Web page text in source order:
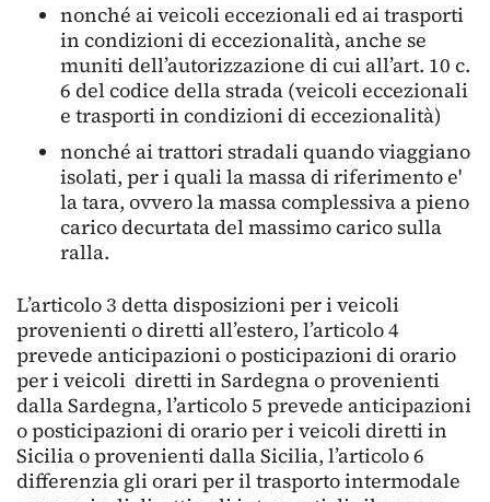
nonché ai veicoli eccezionali ed ai trasporti
in condizioni di eccezionalità, anche se
muniti dell’autorizzazione di cui all’art. 10 c.
6 del codice della strada (veicoli eccezionali
e trasporti in condizioni di eccezionalità)
nonché ai trattori stradali quando viaggiano
isolati, per i quali la massa di riferimento e'
la tara, ovvero la massa complessiva a pieno
carico decurtata del massimo carico sulla
ralla.
L’articolo 3 detta disposizioni per i veicoli
provenienti o diretti all’estero, l’articolo 4
prevede anticipazioni o posticipazioni di orario
per i veicoli diretti in Sardegna o provenienti
dalla Sardegna, l’articolo 5 prevede anticipazioni
o posticipazioni di orario per i veicoli diretti in
Sicilia o provenienti dalla Sicilia, l’articolo 6
differenzia gli orari per il trasporto intermodale